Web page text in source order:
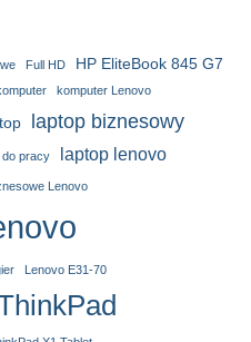
Full HD HP EliteBook 845 G7
komputer Lenovo
laptop biznesowy
do pracy laptop lenovo
Lenovo
Lenovo E31-70